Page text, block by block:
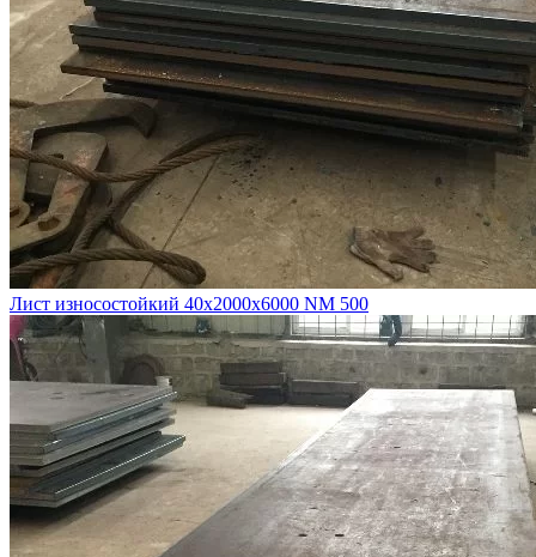
Лист износостойкий 40х2000х6000 NM 500